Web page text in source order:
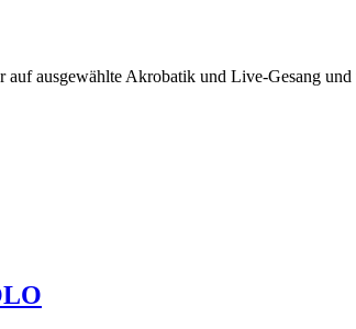
ausgewählte Akrobatik und Live-Gesang